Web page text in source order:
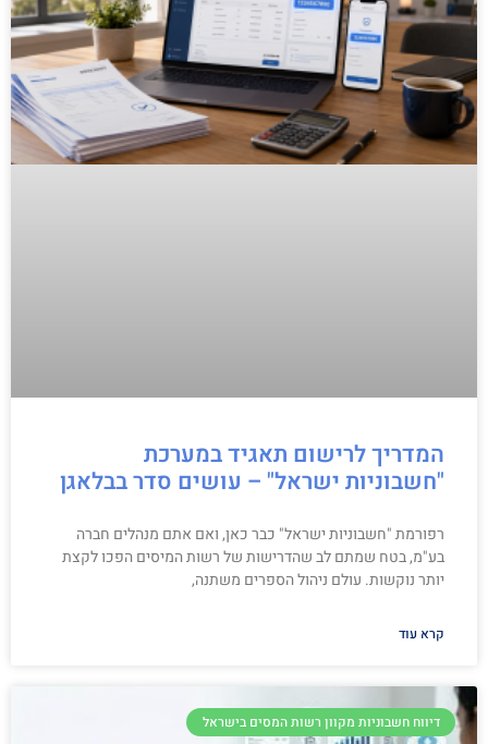
המדריך לרישום תאגיד במערכת
"חשבוניות ישראל" – עושים סדר בבלאגן
רפורמת "חשבוניות ישראל" כבר כאן, ואם אתם מנהלים חברה
בע"מ, בטח שמתם לב שהדרישות של רשות המיסים הפכו לקצת
יותר נוקשות. עולם ניהול הספרים משתנה,
קרא עוד
דיווח חשבוניות מקוון רשות המסים בישראל